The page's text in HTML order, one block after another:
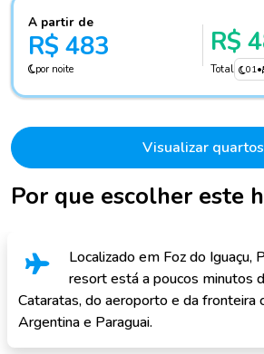
Por que escolher este
Localizado em Foz do Iguaçu,
resort está a poucos minutos
Cataratas, do aeroporto e da fronteira
Argentina e Paraguai.
A partir de
R$ 483
por noite
R$
Total 01•
Visualizar quartos